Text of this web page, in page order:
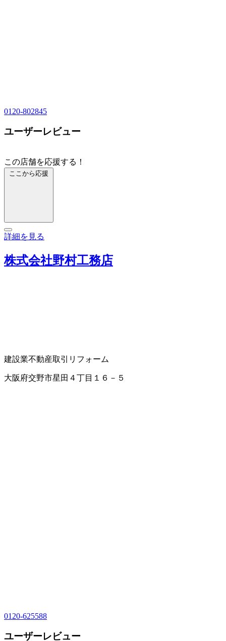
0120-802845
ユーザーレビュー
この店舗を応援する！
ここから応援
詳細を見る
株式会社野村工務店
建設業不動産取引 リフォーム
大阪府交野市星田４丁目１６－５
0120-625588
ユーザーレビュー